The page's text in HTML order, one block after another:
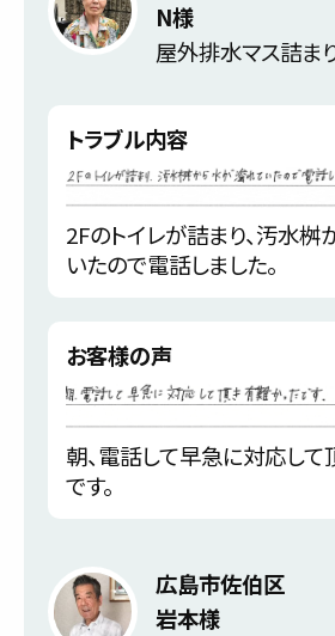
N様
屋外排水マス詰ま
トラブル内容
2Fのトイレが詰まり、汚水桝
いたので電話しました。
お客様の声
朝、電話して早急に対応して
です。
広島市佐伯区
岩本様